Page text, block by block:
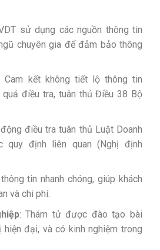
sử dụng các nguồn thông tin
chuyên gia để đảm bảo thông
Cam kết không tiết lộ thông tin
quả điều tra, tuân thủ Điều 38 Bộ
điều tra tuân thủ Luật Doanh
quy định liên quan (Nghị định
tin nhanh chóng, giúp khách
và chi phí.
: Thám tử được đào tạo bài
đại, và có kinh nghiệm trong